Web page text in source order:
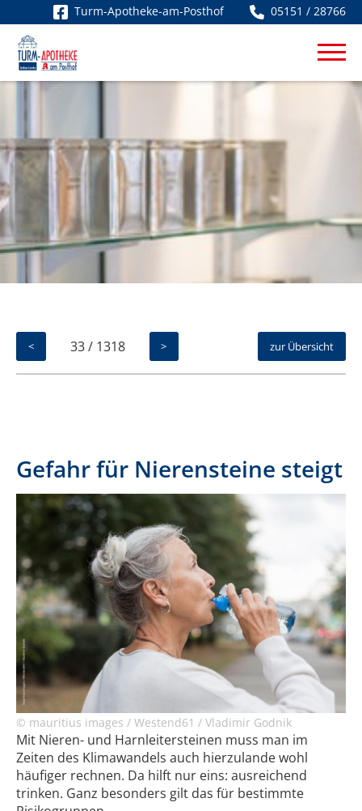
< 33 / 1318 > zur Übersicht
Gefahr für Nierensteine steigt
© mauritius images / Westend61 / Vladimir Godnik
Mit Nieren- und Harnleitersteinen muss man im
Zeiten des Klimawandels auch hierzulande wohl
häufiger rechnen. Da hilft nur eins: ausreichend
trinken. Ganz besonders gilt das für bestimmte
Turm-Apotheke-am-Posthof 05151 / 28766